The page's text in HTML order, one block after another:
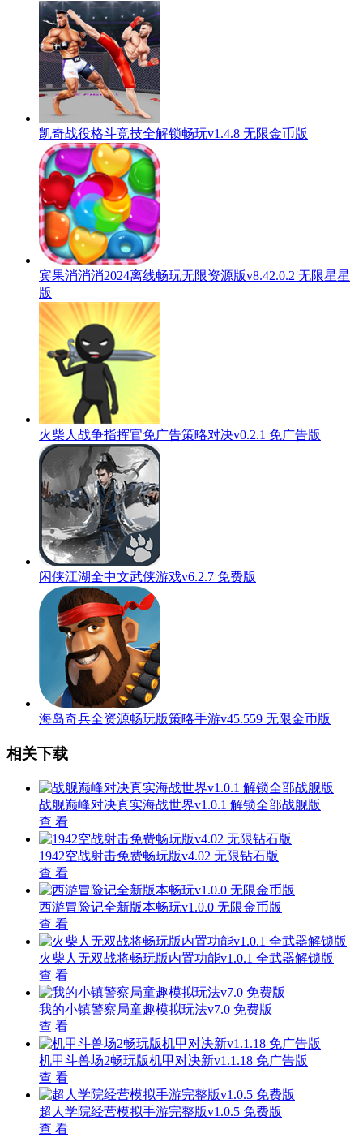
凯奇战役格斗竞技全解锁畅玩v1.4.8 无限金币版
宾果消消消2024离线畅玩无限资源版v8.42.0.2 无限星星
版
火柴人战争指挥官免广告策略对决v0.2.1 免广告版
闲侠江湖全中文武侠游戏v6.2.7 免费版
海岛奇兵全资源畅玩版策略手游v45.559 无限金币版
相关下载
战舰巅峰对决真实海战世界v1.0.1 解锁全部战舰版
查 看
1942空战射击免费畅玩版v4.02 无限钻石版
查 看
西游冒险记全新版本畅玩v1.0.0 无限金币版
查 看
火柴人无双战将畅玩版内置功能v1.0.1 全武器解锁版
查 看
我的小镇警察局童趣模拟玩法v7.0 免费版
查 看
机甲斗兽场2畅玩版机甲对决新v1.1.18 免广告版
查 看
超人学院经营模拟手游完整版v1.0.5 免费版
查 看